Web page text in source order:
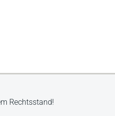
Rechtsstand!